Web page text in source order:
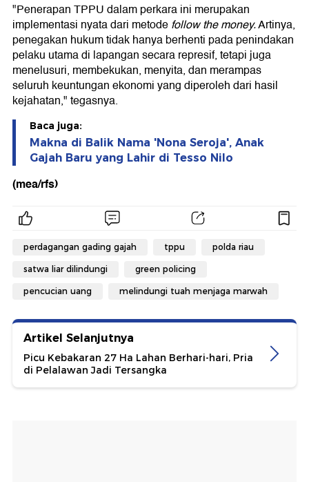
"Penerapan TPPU dalam perkara ini merupakan
implementasi nyata dari metodefollow the money.Artinya,
penegakan hukum tidak hanya berhenti pada penindakan
pelaku utama di lapangan secara represif, tetapi juga
menelusuri, membekukan, menyita, dan merampas
seluruh keuntungan ekonomi yang diperoleh dari hasil
kejahatan," tegasnya.
Baca juga:
Makna di Balik Nama 'Nona Seroja', Anak
Gajah Baru yang Lahir di Tesso Nilo
(mea/rfs)
perdagangan gading gajah tppu polda riau
satwa liar dilindungi green policing
pencucian uang melindungi tuah menjaga marwah
Artikel Selanjutnya
Picu Kebakaran 27 Ha Lahan Berhari-hari, Pria
di Pelalawan Jadi Tersangka